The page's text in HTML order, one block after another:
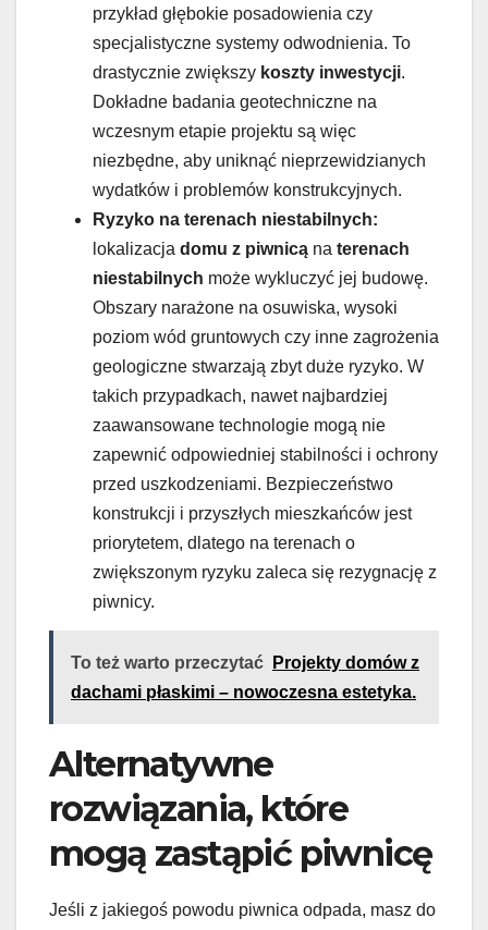
przykład głębokie posadowienia czy
specjalistyczne systemy odwodnienia. To
drastycznie zwiększy koszty inwestycji.
Dokładne badania geotechniczne na
wczesnym etapie projektu są więc
niezbędne, aby uniknąć nieprzewidzianych
wydatków i problemów konstrukcyjnych.
Ryzyko na terenach niestabilnych:
lokalizacja domu z piwnicą na terenach
niestabilnych może wykluczyć jej budowę.
Obszary narażone na osuwiska, wysoki
poziom wód gruntowych czy inne zagrożenia
geologiczne stwarzają zbyt duże ryzyko. W
takich przypadkach, nawet najbardziej
zaawansowane technologie mogą nie
zapewnić odpowiedniej stabilności i ochrony
przed uszkodzeniami. Bezpieczeństwo
konstrukcji i przyszłych mieszkańców jest
priorytetem, dlatego na terenach o
zwiększonym ryzyku zaleca się rezygnację z
piwnicy.
To też warto przeczytać
Projekty domów z
dachami płaskimi – nowoczesna estetyka.
Alternatywne
rozwiązania, które
mogą zastąpić piwnicę
Jeśli z jakiegoś powodu piwnica odpada, masz do